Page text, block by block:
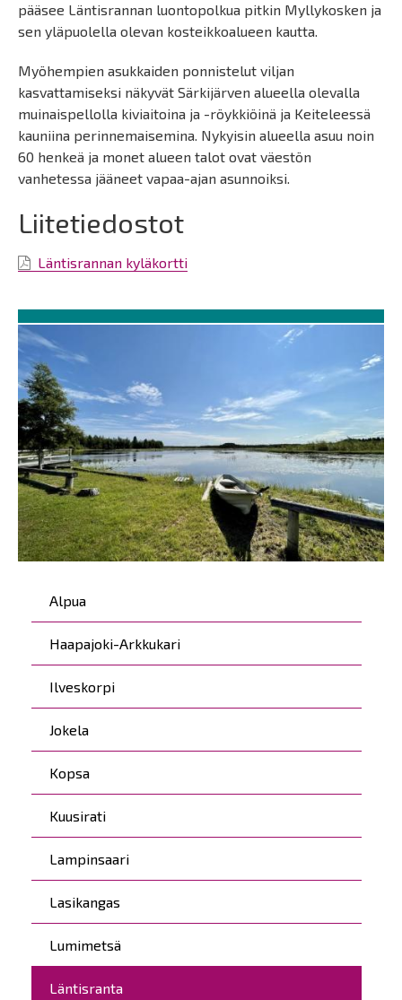
Päävalikko
Alpua
Haapajoki-Arkkukari
Ilveskorpi
Jokela
Kopsa
Kuusirati
Lampinsaari
Lasikangas
Lumimetsä
Läntisranta
pääsee Läntisrannan luontopolkua pitkin Myllykosken ja
sen yläpuolella olevan kosteikkoalueen kautta.
Myöhempien asukkaiden ponnistelut viljan
kasvattamiseksi näkyvät Särkijärven alueella olevalla
muinaispellolla kiviaitoina ja -röykkiöinä ja Keiteleessä
kauniina perinnemaisemina. Nykyisin alueella asuu noin
60 henkeä ja monet alueen talot ovat väestön
vanhetessa jääneet vapaa-ajan asunnoiksi.
Liitetiedostot
Läntisrannan kyläkortti